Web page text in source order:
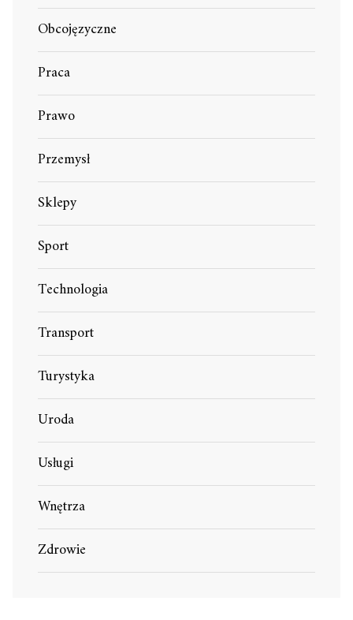
Obcojęzyczne
Praca
Prawo
Przemysł
Sklepy
Sport
Technologia
Transport
Turystyka
Uroda
Usługi
Wnętrza
Zdrowie